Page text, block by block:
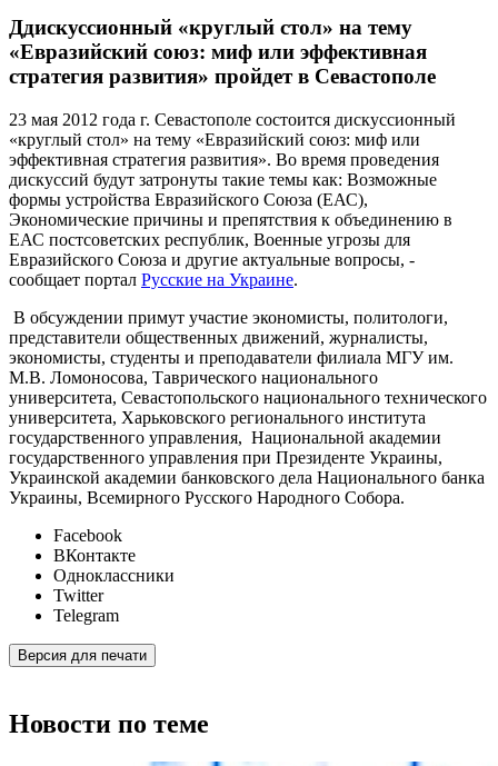
Ддискуссионный «круглый стол» на тему
«Евразийский союз: миф или эффективная
стратегия развития» пройдет в Севастополе
23 мая 2012 года г. Севастополе состоится дискуссионный
«круглый стол» на тему «Евразийский союз: миф или
эффективная стратегия развития». Во время проведения
дискуссий будут затронуты такие темы как: Возможные
формы устройства Евразийского Союза (ЕАС),
Экономические причины и препятствия к объединению в
ЕАС постсоветских республик, Военные угрозы для
Евразийского Союза и другие актуальные вопросы, -
сообщает портал Русские на Украине.
В обсуждении примут участие экономисты, политологи,
представители общественных движений, журналисты,
экономисты, студенты и преподаватели филиала МГУ им.
М.В. Ломоносова, Таврического национального
университета, Севастопольского национального технического
университета, Харьковского регионального института
государственного управления, Национальной академии
государственного управления при Президенте Украины,
Украинской академии банковского дела Национального банка
Украины, Всемирного Русского Народного Собора.
Facebook
ВКонтакте
Одноклассники
Twitter
Telegram
Версия для печати
Новости по теме